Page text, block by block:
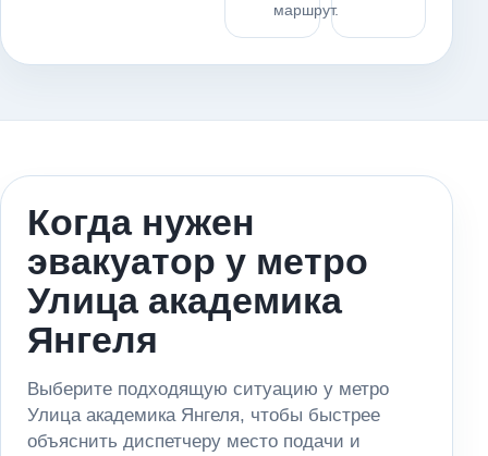
маршрут.
Когда нужен
эвакуатор у метро
Улица академика
Янгеля
Выберите подходящую ситуацию у метро
Улица академика Янгеля, чтобы быстрее
объяснить диспетчеру место подачи и